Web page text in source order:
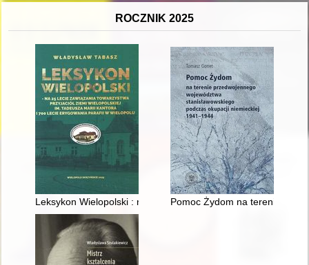
ROCZNIK 2025
Leksykon Wielopolski : na 25 lecie zawiązania Towarzystwa
Pomoc Żydom na terenie